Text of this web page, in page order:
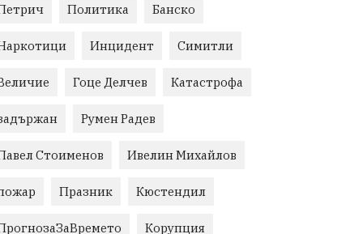
Политика Банско
Инцидент Симитли
Гоце Делчев Катастрофа
Румен Радев
Стоименов Ивелин Михайлов
Празник Кюстендил
Корупция